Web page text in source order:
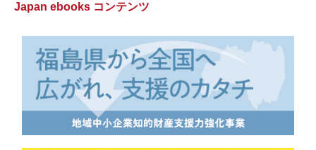
Japan ebooks コンテンツ